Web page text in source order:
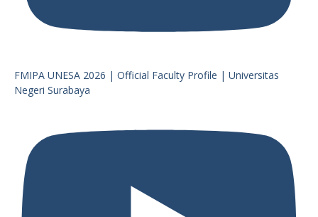
FMIPA UNESA 2026 | Official Faculty Profile | Universitas
Negeri Surabaya